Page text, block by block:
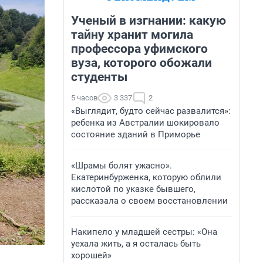
Ученый в изгнании: какую
тайну хранит могила
профессора уфимского
вуза, которого обожали
студенты
5 часов 3 337 2
«Выглядит, будто сейчас развалится»:
ребенка из Австралии шокировало
состояние зданий в Приморье
«Шрамы болят ужасно».
Екатеринбурженка, которую облили
кислотой по указке бывшего,
рассказала о своем восстановлении
Накипело у младшей сестры: «Она
уехала жить, а я осталась быть
хорошей»